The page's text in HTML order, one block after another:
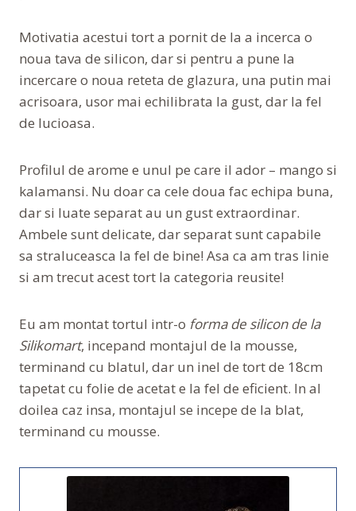
Motivatia acestui tort a pornit de la a incerca o
noua tava de silicon, dar si pentru a pune la
incercare o noua reteta de glazura, una putin mai
acrisoara, usor mai echilibrata la gust, dar la fel
de lucioasa.
Profilul de arome e unul pe care il ador – mango si
kalamansi. Nu doar ca cele doua fac echipa buna,
dar si luate separat au un gust extraordinar.
Ambele sunt delicate, dar separat sunt capabile
sa straluceasca la fel de bine! Asa ca am tras linie
si am trecut acest tort la categoria reusite!
Eu am montat tortul intr-o forma de silicon de la
Silikomart, incepand montajul de la mousse,
terminand cu blatul, dar un inel de tort de 18cm
tapetat cu folie de acetat e la fel de eficient. In al
doilea caz insa, montajul se incepe de la blat,
terminand cu mousse.